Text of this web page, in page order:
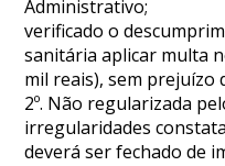
Administrativo;
verificado o
sanitária aplicar multa
mil reais), sem prejuízo
2º. Não regularizada
irregularidades
deverá ser fechado de